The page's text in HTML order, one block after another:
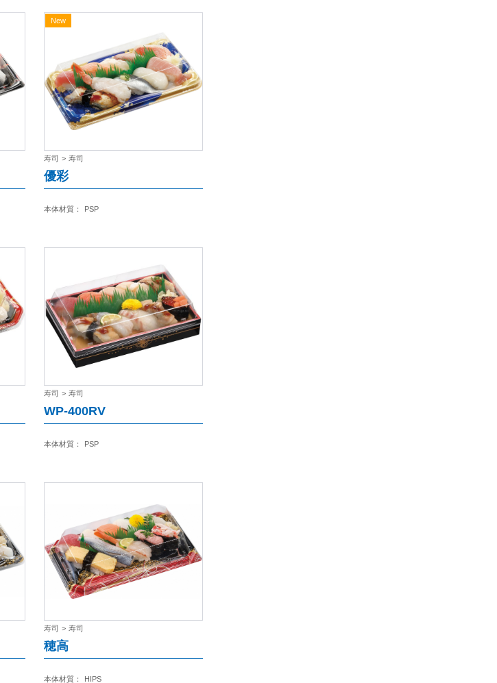
New
寿司 > 寿司
優彩
本体材質： PSP
寿司 > 寿司
WP-400RV
本体材質： PSP
寿司 > 寿司
穂高
本体材質： HIPS